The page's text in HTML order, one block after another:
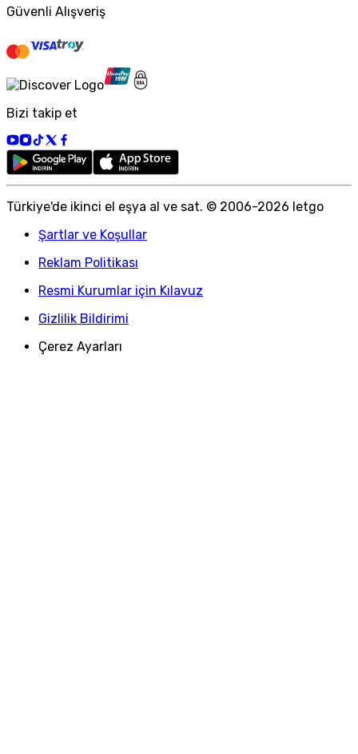
Güvenli Alışveriş
Bizi takip et
Türkiye'de ikinci el eşya al ve sat. © 2006-2026 letgo
Şartlar ve Koşullar
Reklam Politikası
Resmi Kurumlar için Kılavuz
Gizlilik Bildirimi
Çerez Ayarları